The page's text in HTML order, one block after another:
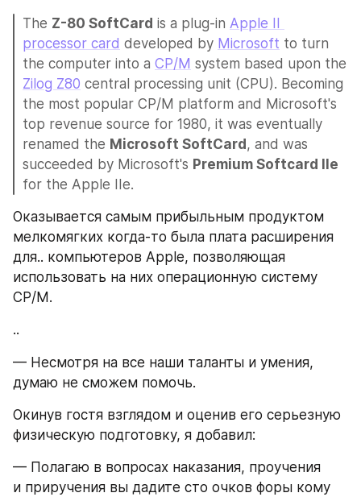
The Z-80 SoftCard is a plug-in Apple II
processor card developed by Microsoft to turn
the computer into a CP/M
Zilog Z80 central processing unit (CPU). Becoming
the most popular CP/M platform and Microsoft's
top revenue source for 1980, it was eventually
renamed the Microsoft SoftCard , and was
succeeded by Microsoft's Premium Softcard IIe
for the Apple IIe.
Оказывается самым прибыльным продуктом
мелкомягких когда-то была плата расширения
для.. компьютеров Apple, позволяющая
использовать на них операционную систему
CP/M.
..
— Несмотря на все наши таланты и умения,
думаю не сможем помочь.
Окинув гостя взглядом и оценив его серьезную
физическую подготовку, я добавил:
— Полагаю в вопросах наказания, проучения
и приручения вы дадите сто очков форы кому